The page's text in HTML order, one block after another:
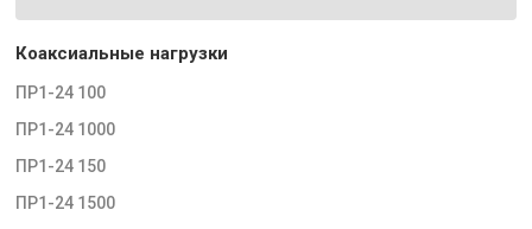
Коаксиальные нагрузки
ПР1-24 100
ПР1-24 1000
ПР1-24 150
ПР1-24 1500